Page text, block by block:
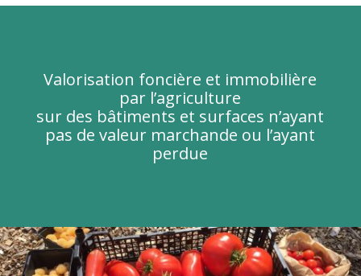
Valorisation foncière et immobilière
par l’agriculture
sur des bâtiments et surfaces n’ayant
pas de valeur marchande ou l’ayant
perdue